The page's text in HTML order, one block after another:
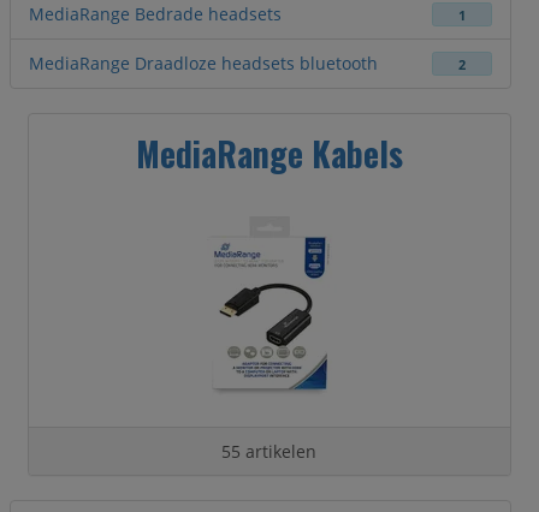
MediaRange Bedrade headsets 1
MediaRange Draadloze headsets bluetooth 2
MediaRange Kabels
55 artikelen